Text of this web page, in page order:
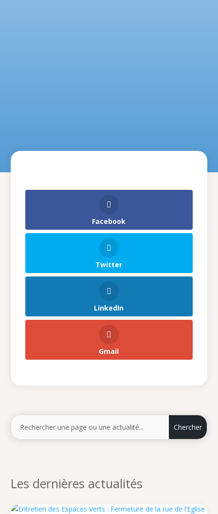
Facebook
Twitter
LinkedIn
Gmail
Les dernières actualités